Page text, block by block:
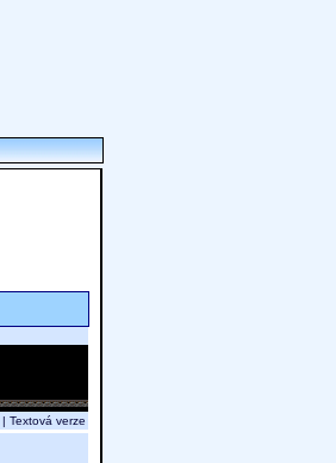
| Textová verze